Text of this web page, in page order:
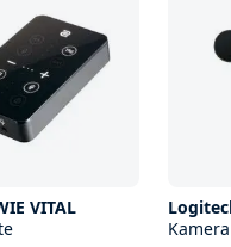
VITAL
Kamera